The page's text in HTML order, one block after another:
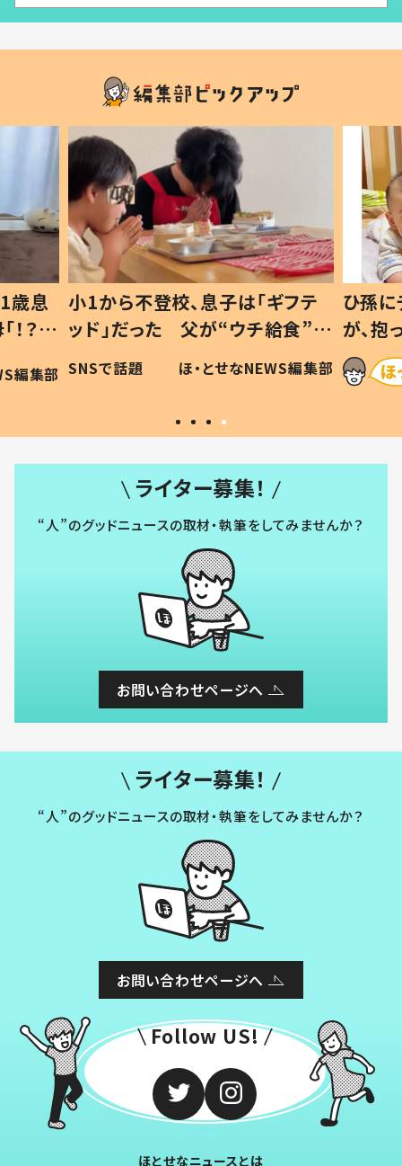
ギフテ
給食”を
編集部
ひ孫にデレデレな80歳じいじ
が、抱っこすると…ひ孫の反応に
「涙が出ました」「可愛くて仕方な
い」
ほ・とせなNEWS編集部
ライター募集！
“人”のグッドニュースの取材・執筆をしてみませんか？
お問い合わせページへ
ライター募集！
“人”のグッドニュースの取材・執筆をしてみませんか？
お問い合わせページへ
Follow US!
ほとせなニュースとは